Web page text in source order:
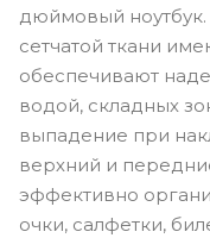
дюймовый
сетчатой ткани
обеспечивают
водой, складных
выпадение при
верхний и
эффективно
очки, салфетки,